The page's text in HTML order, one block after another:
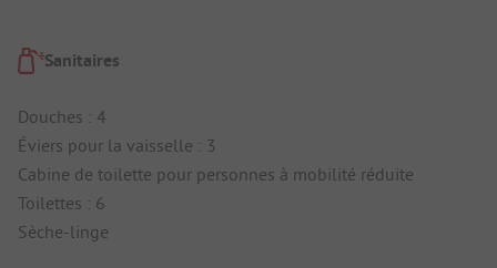
Sanitaires
Douches : 4
Éviers pour la vaisselle : 3
Cabine de toilette pour personnes à mobilité réduite
Toilettes : 6
Sèche-linge